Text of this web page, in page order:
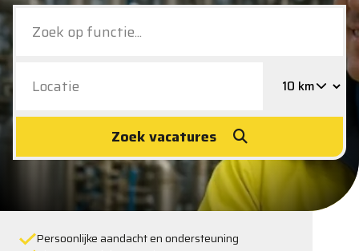
Zoek vacatures
Persoonlijke aandacht en ondersteuning